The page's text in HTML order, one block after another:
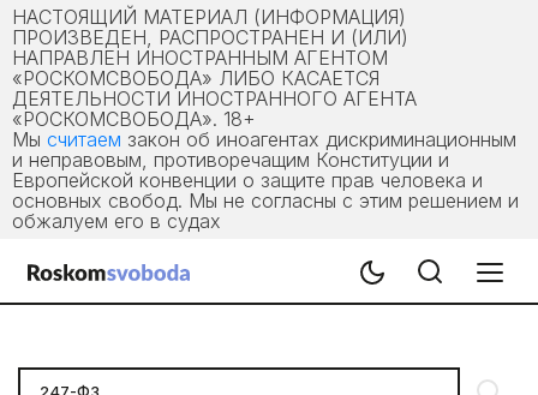
НАСТОЯЩИЙ МАТЕРИАЛ (ИНФОРМАЦИЯ)
ПРОИЗВЕДЕН, РАСПРОСТРАНЕН И (ИЛИ)
НАПРАВЛЕН ИНОСТРАННЫМ АГЕНТОМ
«РОСКОМСВОБОДА» ЛИБО КАСАЕТСЯ
ДЕЯТЕЛЬНОСТИ ИНОСТРАННОГО АГЕНТА
«РОСКОМСВОБОДА». 18+
Мы считаем закон об иноагентах дискриминационным
и неправовым, противоречащим Конституции и
Европейской конвенции о защите прав человека и
основных свобод. Мы не согласны с этим решением и
обжалуем его в судах